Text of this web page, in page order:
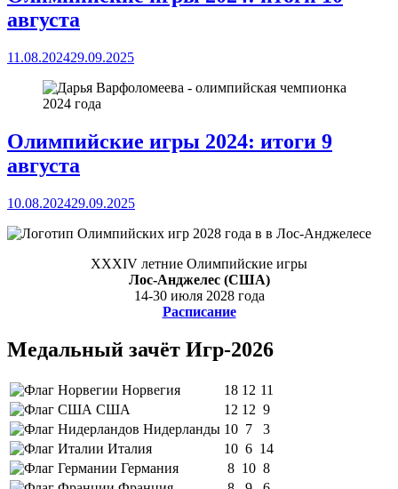
августа
11.08.202429.09.2025
Олимпийские игры 2024: итоги 9
августа
10.08.202429.09.2025
XXXIV летние Олимпийские игры
Лос-Анджелес (США)
14-30 июля 2028 года
Расписание
Медальный зачёт Игр-2026
Норвегия 18 12 11
США
12 12 9
Нидерланды 10 7
3
Италия
10 6 14
Германия
8 10 8